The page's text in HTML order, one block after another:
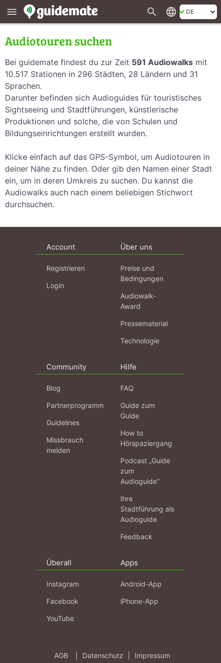
menu search language
Audiotouren suchen
Bei guidemate findest du zur Zeit 591 Audiowalks mit
10.517 Stationen in 296 Städten, 28 Ländern und 31
Sprachen.
Darunter befinden sich Audioguides für touristisches
Sightseeing und Stadtführungen, künstlerische
Produktionen und solche, die von Schulen und
Bildungseinrichtungen erstellt wurden.
Klicke einfach auf das GPS-Symbol, um Audiotouren in
deiner Nähe zu finden. Oder gib den Namen einer Stadt
ein, um in deren Umkreis zu suchen. Du kannst die
Audiowalks auch nach einem beliebigen Stichwort
durchsuchen.
Account
Registrieren
Login
Über uns
Preise und
Bedingungen
Audiowalk-
Award
Pressematerial
Technologie
Community
Blog
Partnerprogramm
Guidelines
Missbrauch
melden
Hilfe
FAQ
Guide zum
Guide
How to
Hörspaziergang
Podcast „Guide
zum
Audioguide“
Ihre
Stadtführung als
Audioguide
Feedback
Überall
Instagram
Facebook
YouTube
Apps
Android-App
iPhone-App
AGB Datenschutz Impressum